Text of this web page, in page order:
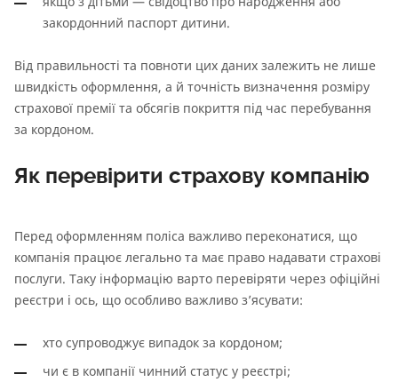
закордонний паспорт дитини.
Від правильності та повноти цих даних залежить не лише
швидкість оформлення, а й точність визначення розміру
страхової премії та обсягів покриття під час перебування
за кордоном.
Як перевірити страхову компанію
Перед оформленням поліса важливо переконатися, що
компанія працює легально та має право надавати страхові
послуги. Таку інформацію варто перевіряти через офіційні
реєстри і ось, що особливо важливо з’ясувати:
хто супроводжує випадок за кордоном;
чи є в компанії чинний статус у реєстрі;